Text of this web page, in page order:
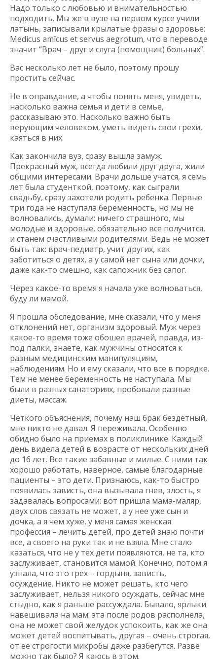
Надо только с любовью и внимательностью
подходить. Мы же в вузе на первом курсе учили
латынь, записывали крылатые фразы о здоровье:
Medicus amīcus et servus aegrotum, что в переводе
значит “Врач – друг и слуга (помощник) больных”.
Вас несколько лет не было, поэтому прошу
простить сейчас.
Не в оправдание, а чтобы понять меня, увидеть,
насколько важна семья и дети в семье,
рассказываю это. Насколько важно быть
верующим человеком, уметь видеть свои грехи,
каяться в них.
Как закончила вуз, сразу вышла замуж.
Прекрасный муж, всегда любили друг друга, жили
общими интересами. Врачи дольше учатся, я семь
лет была студенткой, поэтому, как сыграли
свадьбу, сразу захотели родить ребенка. Первые
три года не наступала беременность, но мы не
волновались, думали: ничего страшного, мы
молодые и здоровые, обязательно все получится,
и станем счастливыми родителями. Ведь не может
быть так: врач-педиатр, учит других, как
заботиться о детях, а у самой нет сына или дочки,
даже как-то смешно, как сапожник без сапог.
Через какое-то время я начала уже волноваться,
буду ли мамой.
Я прошла обследование, мне сказали, что у меня
отклонений нет, организм здоровый. Муж через
какое-то время тоже обошел врачей, правда, из-
под палки, знаете, как мужчины относятся к
разным медицинским манипуляциям,
наблюдениям. Но и ему сказали, что все в порядке.
Тем не менее беременность не наступала. Мы
были в разных санаториях, пробовали разные
диеты, массаж.
Четкого объяснения, почему наш брак бездетный,
мне никто не давал. Я переживала. Особенно
обидно было на приемах в поликлинике. Каждый
день видела детей в возрасте от нескольких дней
до 16 лет. Все такие забавные и милые. С ними так
хорошо работать, наверное, самые благодарные
пациенты – это дети. Признаюсь, как-то быстро
появилась зависть, она вызывала гнев, злость, я
задавалась вопросами: вот пришла мама-маляр,
двух слов связать не может, а у нее уже сын и
дочка, а я чем хуже, у меня самая женская
профессия – лечить детей, про детей знаю почти
все, а своего на руки так и не взяла. Мне стало
казаться, что не у тех дети появляются, не та, кто
заслуживает, становится мамой. Конечно, потом я
узнала, что это грех – гордыня, зависть,
осуждение. Никто не может решать, кто чего
заслуживает, нельзя никого осуждать, сейчас мне
стыдно, как я раньше рассуждала. Бывало, ярлыки
навешивала на мам: эта после родов располнела,
она не может свой желудок успокоить, как же она
может детей воспитывать, другая – очень строгая,
от ее строгости микробы даже разбегутся. Разве
можно так было? Я каюсь в этом.